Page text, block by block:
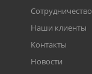
Сотрудничество
Наши клиенты
Контакты
Новости